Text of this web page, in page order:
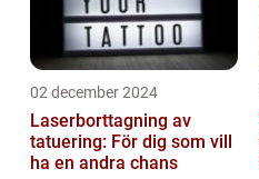
02 december 2024
Laserborttagning av
tatuering: För dig som vill
ha en andra chans